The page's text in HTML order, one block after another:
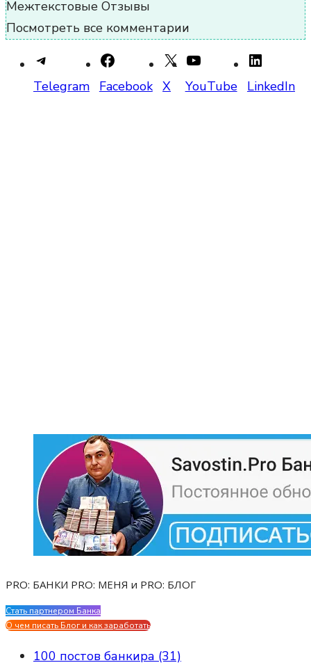
Межтекстовые Отзывы
Посмотреть все комментарии
Telegram Facebook X YouTube LinkedIn
PRO: БАНКИ PRO: МЕНЯ и PRO: БЛОГ
Стать партнером Банка
О чем писать Блог и как заработать
100 постов банкира (31)